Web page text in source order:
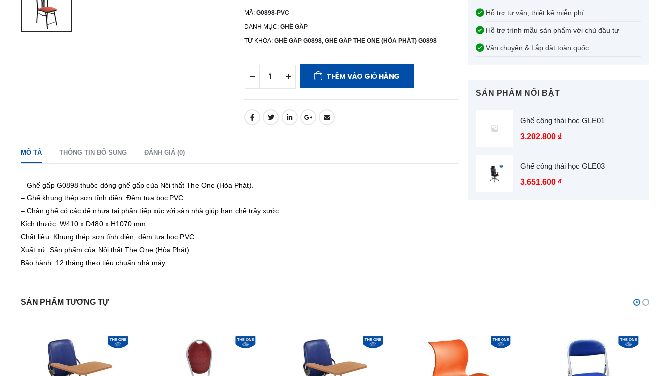
MÃ: G0898-PVC
DANH MỤC: GHẾ GẤP
TỪ KHÓA: GHẾ GẤP G0898 GHẾ GẤP THE ONE (HÒA PHÁT) G0898
THÊM VÀO GIỎ HÀNG
MÔ TẢ THÔNG TIN BỔ SUNG ĐÁNH GIÁ (0)
– Ghế gấp G0898 thuộc dòng ghế gấp của Nội thất The One (Hòa Phát).
– Ghế khung thép sơn tĩnh điện. Đệm tựa bọc PVC.
– Chân ghế có các đế nhựa tại phần tiếp xúc với sàn nhà giúp hạn chế trầy xước.
Kích thước: W410 x D480 x H1070 mm
Chất liệu: Khung thép sơn tĩnh điện; đệm tựa bọc PVC
Xuất xứ: Sản phẩm của Nội thất The One (Hòa Phát)
Bảo hành: 12 tháng theo tiêu chuẩn nhà máy
Hỗ trợ tư vấn, thiết kế miễn phí
Hỗ trợ trình mẫu sản phẩm với chủ đầu tư
Vận chuyển & Lắp đặt toàn quốc
SẢN PHẨM NỔI BẬT
Ghế công thái học GLE01
3.202.800 ₫
Ghế công thái học GLE03
3.651.600 ₫
SẢN PHẨM TƯƠNG TỰ